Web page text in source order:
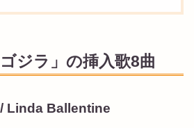
ジラ」の挿入歌8曲
Linda Ballentine